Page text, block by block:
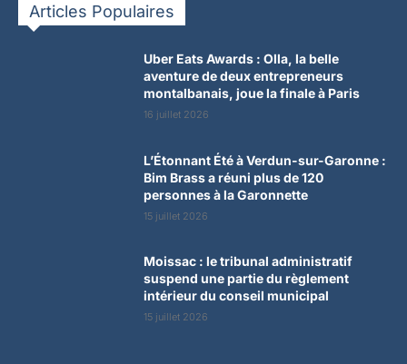
Articles Populaires
Uber Eats Awards : Olla, la belle
aventure de deux entrepreneurs
montalbanais, joue la finale à Paris
16 juillet 2026
L’Étonnant Été à Verdun-sur-Garonne :
Bim Brass a réuni plus de 120
personnes à la Garonnette
15 juillet 2026
Moissac : le tribunal administratif
suspend une partie du règlement
intérieur du conseil municipal
15 juillet 2026